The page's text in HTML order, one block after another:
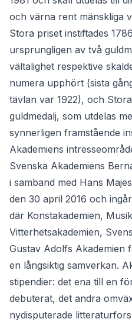
och värna rent mänskliga
Stora priset instiftades
ursprungligen av två
vältalighet respektive
numera upphört (sista
tävlan var 1922), och
guldmedalj, som utdelas
synnerligen framstående
Akademiens
Svenska Akademiens
i samband med Hans
den 30 april 2016 och
där Konstakademien,
Vitterhetsakademien,
Gustav Adolfs
en långsiktig samverkan.
stipendier: det ena till en
debuterat, det andra
nydisputerade